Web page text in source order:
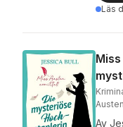
Läs
Av